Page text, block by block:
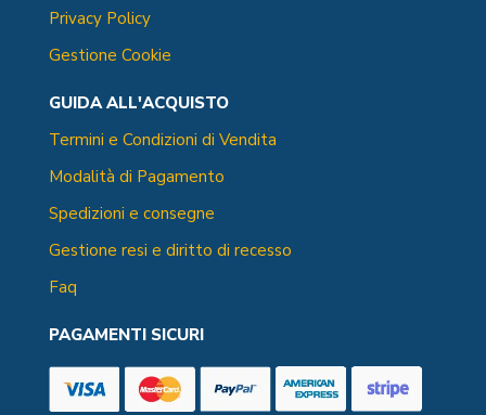
Privacy Policy
Gestione Cookie
GUIDA ALL'ACQUISTO
Termini e Condizioni di Vendita
Modalità di Pagamento
Spedizioni e consegne
Gestione resi e diritto di recesso
Faq
PAGAMENTI SICURI